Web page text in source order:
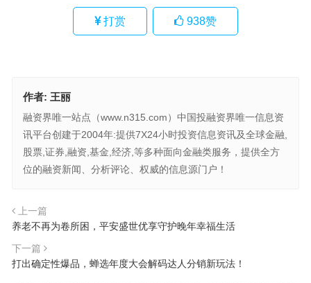
打赏 938赞
作者: 王丽
融资界唯一站点（www.n315.com）中国投融资界唯一信息资
讯平台创建于2004年:提供7X24小时投资信息资讯及全球金融,
股票,证券,融资,基金,经济,等多种面向金融类服务，提供全方
位的融资新闻、分析评论、权威的信息源门户！
上一篇
养老不再为卷所困，平安盛世优享守护晚年幸福生活
下一篇
打出确定性爆品，蝉选年度大会解码达人分销新玩法！